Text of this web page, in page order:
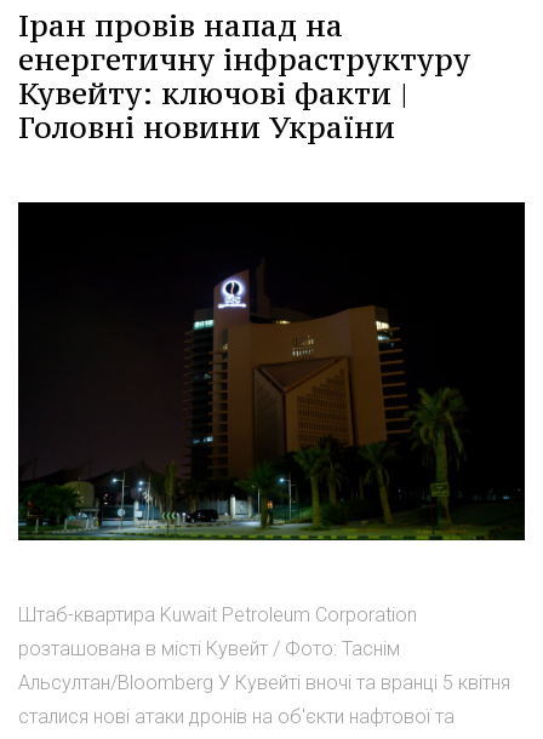
Іран провів напад на
енергетичну інфраструктуру
Кувейту: ключові факти |
Головні новини України
Штаб-квартира Kuwait Petroleum Corporation
розташована в місті Кувейт / Фото: Таснім
Альсултан/Bloomberg У Кувейті вночі та вранці 5 квітня
сталися нові атаки дронів на об'єкти нафтової та